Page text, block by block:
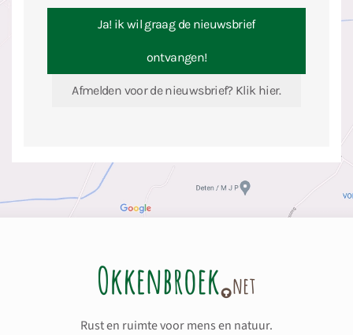
Ja! ik wil graag de nieuwsbrief
ontvangen!
Afmelden voor de nieuwsbrief? Klik hier.
Rust en ruimte voor mens en natuur.